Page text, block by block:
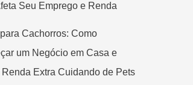
Seu Emprego e Renda
Cachorros: Como
um Negócio em Casa e
Renda Extra Cuidando de Pets